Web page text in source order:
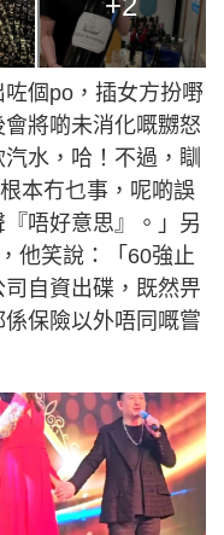
個po，插女方扮嘢
將啲未消化嘅嬲怒
水，哈！不過，瞓
本冇乜事，呢啲誤
唔好意思』。」另
他笑說：「60強止
自資出碟，既然畀
保險以外唔同嘅嘗